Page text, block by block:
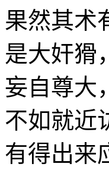
果然其术
是大奸猾
妄自尊大
不如就近
有得出来